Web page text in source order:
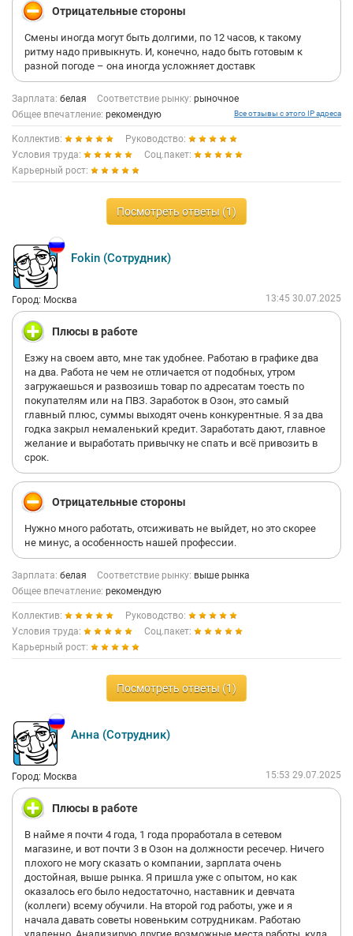
Отрицательные стороны
Смены иногда могут быть долгими, по 12 часов, к такому
ритму надо привыкнуть. И, конечно, надо быть готовым к
разной погоде – она иногда усложняет доставк
Зарплата: белая Соответствие рынку: рыночное
Общее впечатление: рекомендую Все отзывы с этого IP адреса
Коллектив:
Руководство:
Условия труда:
Соц.пакет:
Карьерный рост:
Посмотреть ответы (1)
Fokin (Сотрудник)
Город: Москва 13:45 30.07.2025
Плюсы в работе
Езжу на своем авто, мне так удобнее. Работаю в графике два
на два. Работа не чем не отличается от подобных, утром
загружаешься и развозишь товар по адресатам тоесть по
покупателям или на ПВЗ. Заработок в Озон, это самый
главный плюс, суммы выходят очень конкурентные. Я за два
годка закрыл немаленький кредит. Заработать дают, главное
желание и выработать привычку не спать и всё привозить в
срок.
Отрицательные стороны
Нужно много работать, отсиживать не выйдет, но это скорее
не минус, а особенность нашей профессии.
Зарплата: белая Соответствие рынку: выше рынка
Общее впечатление: рекомендую
Коллектив:
Руководство:
Условия труда:
Соц.пакет:
Карьерный рост:
Посмотреть ответы (1)
Анна (Сотрудник)
Город: Москва 15:53 29.07.2025
Плюсы в работе
В найме я почти 4 года, 1 года проработала в сетевом
магазине, и вот почти 3 в Озон на должности ресечер. Ничего
плохого не могу сказать о компании, зарплата очень
достойная, выше рынка. Я пришла уже с опытом, но как
оказалось его было недостаточно, наставник и девчата
(коллеги) всему обучили. На второй год работы, уже и я
начала давать советы новеньким сотрудникам. Работаю